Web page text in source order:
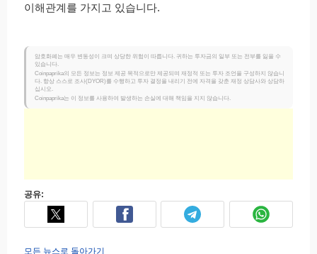
이해관계를 가지고 있습니다.
암호화폐는 매우 변동성이 크며 상당한 위험이 따릅니다. 귀하는 투자금의 일부 또는 전부를 잃을 수
있습니다.
Coinpaprika의 모든 정보는 정보 제공 목적으로만 제공되며 재정적 또는 투자 조언을 구성하지 않습니
다. 항상 스스로 조사(DYOR)를 수행하고 투자 결정을 내리기 전에 자격을 갖춘 재정 상담사와 상담하
십시오.
Coinpaprika는 이 정보를 사용하여 발생하는 손실에 대해 책임을 지지 않습니다.
공유:
모든 뉴스로 돌아가기